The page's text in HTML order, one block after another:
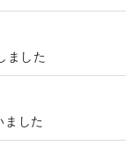
ました
ました